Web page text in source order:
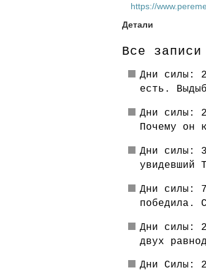
https://
Детали
Все
Дни силы:
есть.
Дни силы:
Почему он
Дни силы:
увидевший
Дни силы:
победила.
Дни силы:
двух
Дни Силы: